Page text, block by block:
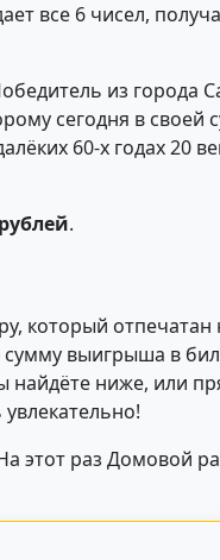
все 6 чисел,
из города
сегодня в своей
60-х годах 20
.
который
выигрыша в
найдёте ниже, или
этот раз Домовой